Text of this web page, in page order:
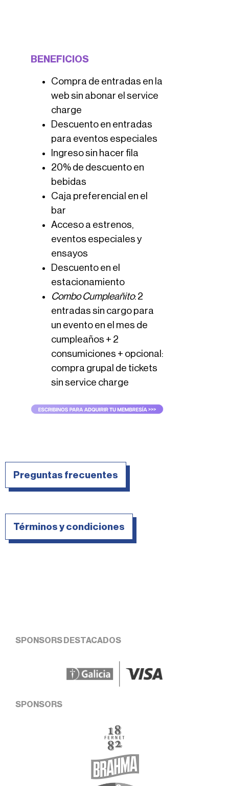
BENEFICIOS
Compra de entradas en la
web sin abonar el service
charge
Descuento en entradas
para eventos especiales
Ingreso sin hacer fila
20% de descuento en
bebidas
Caja preferencial en el
bar
Acceso a estrenos,
eventos especiales y
ensayos
Descuento en el
estacionamiento
Combo Cumpleañito: 2
entradas sin cargo para
un evento en el mes de
cumpleaños + 2
consumiciones + opcional:
compra grupal de tickets
sin service charge
Preguntas frecuentes
Términos y condiciones
SPONSORS DESTACADOS
SPONSORS